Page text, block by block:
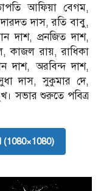
আফিয়া বেগম,
দারদত দাস, রতি বাবু,
দাশ, প্রনজিত দাশ,
কাজল রায়, রাধিকা
দাশ, অরবিন্দ দাশ,
দাস, সুকুমার দে,
সভার শুরুতে পবিত্র